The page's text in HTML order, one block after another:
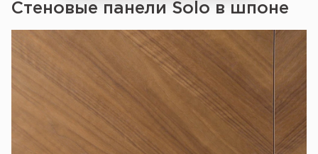
Стеновые панели Solo в шпоне